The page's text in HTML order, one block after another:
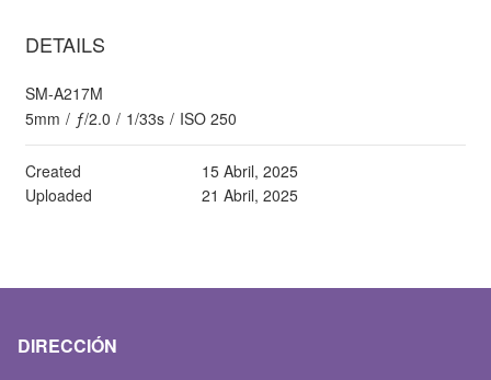
DETAILS
SM-A217M
5mm / ƒ/2.0 / 1/33s / ISO 250
Created
15 Abril, 2025
Uploaded
21 Abril, 2025
DIRECCIÓN